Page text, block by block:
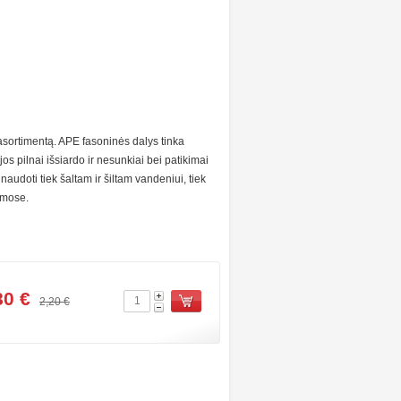
APE fasoninės dalys tinka
pilnai išsiardo ir nesunkiai bei patikimai
tiek šaltam ir šiltam vandeniui, tiek
‎€ 2,20 ‎€